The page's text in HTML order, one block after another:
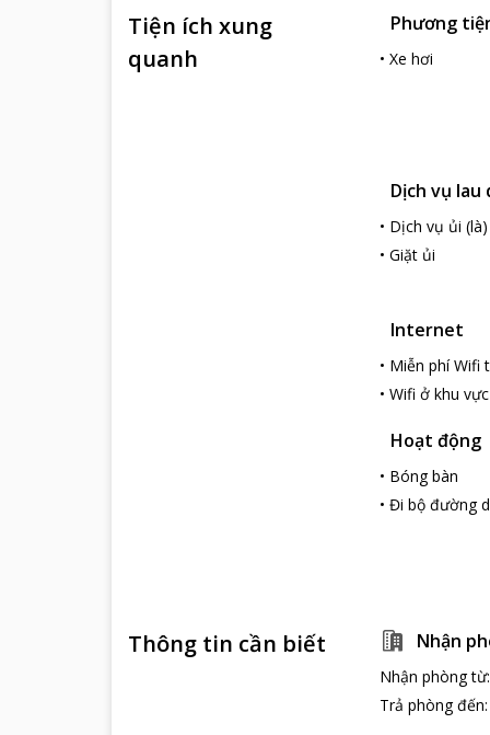
Ban Mai Hotel
Đến với
nhất. Bạn
internet, tivi
Khu ẩm thực
uống, cocktail
Khách sạn có
Quả thực,Ban
vụ cùng với cơ
Những điểm
Biển Nhật Lệ
nhâm nhi ly
Quảng Bình
Đây là một
của thành
lại gần đúng
Tiện ích xung
quanh
Phương
• Xe hơi
Dịch vụ lau
• Dịch vụ ủi (là)
• Giặt ủi
Internet
• Miễn phí Wifi
• Wifi ở khu
Hoạt động
• Bóng bàn
• Đi bộ đường
Thông tin cần biết Nhận
Nhận phòng từ:
Trả phòng đến: